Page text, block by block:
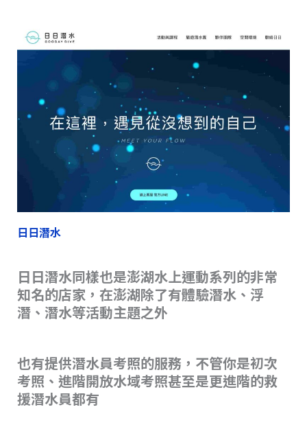
日日潛水
日日潛水同樣也是澎湖水上運動系列的非常
知名的店家，在澎湖除了有體驗潛水、浮
潛、潛水等活動主題之外
也有提供潛水員考照的服務，不管你是初次
考照、進階開放水域考照甚至是更進階的救
援潛水員都有